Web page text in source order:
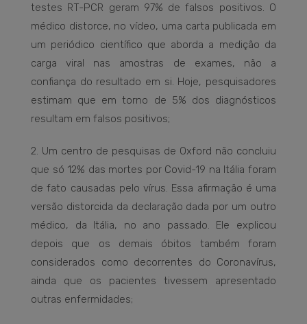
testes RT-PCR geram 97% de falsos positivos. O
médico distorce, no vídeo, uma carta publicada em
um periódico científico que aborda a medição da
carga viral nas amostras de exames, não a
confiança do resultado em si. Hoje, pesquisadores
estimam que em torno de 5% dos diagnósticos
resultam em falsos positivos;
2. Um centro de pesquisas de Oxford não concluiu
que só 12% das mortes por Covid-19 na Itália foram
de fato causadas pelo vírus. Essa afirmação é uma
versão distorcida da declaração dada por um outro
médico, da Itália, no ano passado. Ele explicou
depois que os demais óbitos também foram
considerados como decorrentes do Coronavírus,
ainda que os pacientes tivessem apresentado
outras enfermidades;